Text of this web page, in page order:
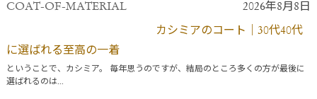
COAT-OF-MATERIAL 2026年8月8日
カシミアのコート｜30代40代
に選ばれる至高の一着
ということで、カシミア。 毎年思うのですが、結局のところ多くの方が最後に
選ばれるのは...